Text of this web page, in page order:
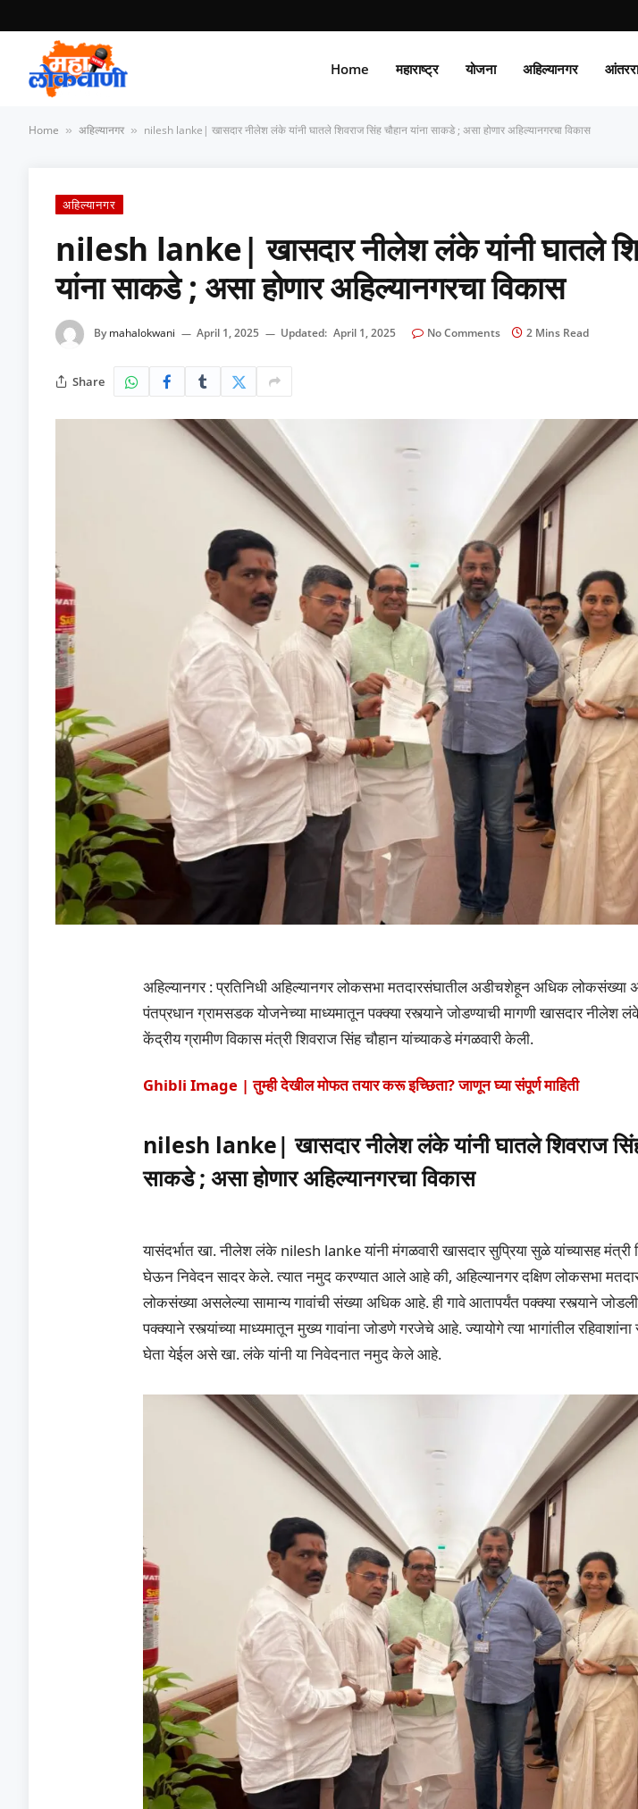
Home महाराष्ट्र योजना अहिल्यानगर
Home » अहिल्यानगर » nilesh lanke| खासदार नीलेश लंके यांनी घातले शिवराज सिंह चौहान यांना साकडे ; असा होणार अहिल्यानगरचा विकास
अहिल्यानगर
nilesh lanke| खासदार नीलेश लंके यांनी घातले
यांना साकडे ; असा होणार अहिल्यानगरचा विकास
By mahalokwani April 1, 2025 Updated: April 1, 2025 No Comments 2 Mins Read
Share
अहिल्यानगर : प्रतिनिधी अहिल्यानगर लोकसभा मतदारसंघातील अडीचशेहून अधिक लोकसंख्या
पंतप्रधान ग्रामसडक योजनेच्या माध्यमातून पक्क्या रस्त्याने जोडण्याची मागणी खासदार नीलेश
केंद्रीय ग्रामीण विकास मंत्री शिवराज सिंह चौहान यांच्याकडे मंगळवारी केली.
Ghibli Image | तुम्ही देखील मोफत तयार करू इच्छिता? जाणून घ्या संपूर्ण माहिती
nilesh lanke| खासदार नीलेश लंके यांनी घातले शिवराज सिंह
साकडे ; असा होणार अहिल्यानगरचा विकास
यासंदर्भात खा. नीलेश लंके nilesh lanke यांनी मंगळवारी खासदार सुप्रिया सुळे यांच्यासह मंत्री
घेऊन निवेदन सादर केले. त्यात नमुद करण्यात आले आहे की, अहिल्यानगर दक्षिण लोकसभा
लोकसंख्या असलेल्या सामान्य गावांची संख्या अधिक आहे. ही गावे आतापर्यंत पक्क्या रस्त्याने जोडली
पक्क्याने रस्त्यांच्या माध्यमातून मुख्य गावांना जोडणे गरजेचे आहे. ज्यायोगे त्या भागांतील
घेता येईल असे खा. लंके यांनी या निवेदनात नमुद केले आहे.